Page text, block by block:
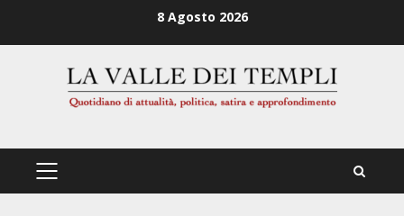
8 Agosto 2026
PRIMÄRES